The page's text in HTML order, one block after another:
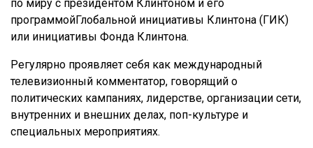
по миру с президентом Клинтоном и его
программойГлобальной инициативы Клинтона (ГИК)
или инициативы Фонда Клинтона.
Регулярно проявляет себя как международный
телевизионный комментатор, говорящий о
политических кампаниях, лидерстве, организации сети,
внутренних и внешних делах, поп-культуре и
специальных мероприятиях.